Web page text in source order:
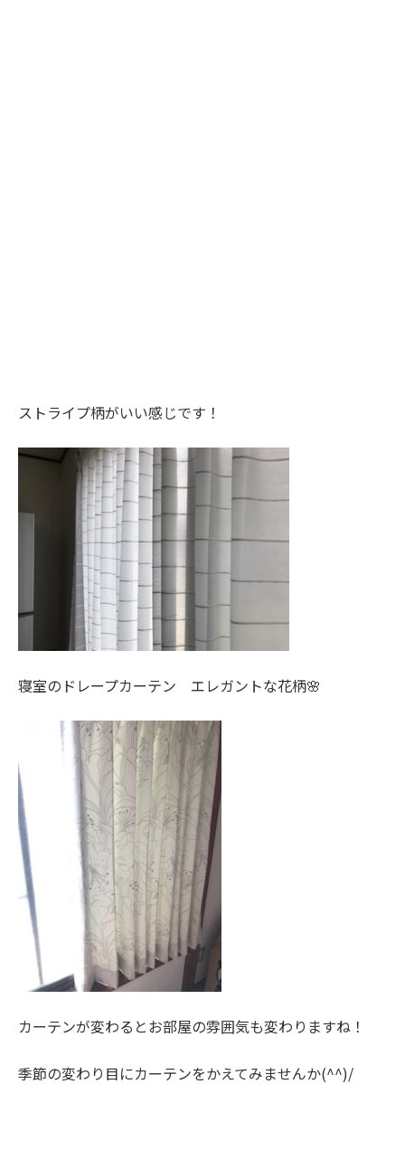
ストライプ柄がいい感じです！
寝室のドレープカーテン エレガントな花柄🌸
カーテンが変わるとお部屋の雰囲気も変わりますね！
季節の変わり目にカーテンをかえてみませんか(^^)/